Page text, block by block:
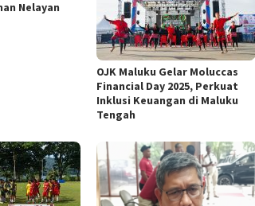
Nelayan
OJK Maluku Gelar Moluccas
Financial Day 2025, Perkuat
Inklusi Keuangan di Maluku
Tengah